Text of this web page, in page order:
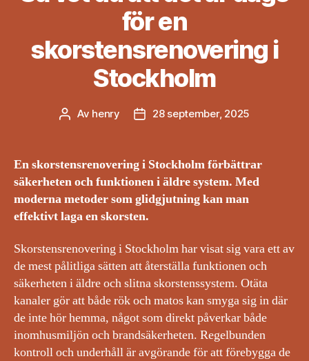
för en
skorstensrenovering i
Stockholm
Inläggsförfattare
Av henry Inläggsdatum
28 september, 2025
En skorstensrenovering i Stockholm förbättrar
säkerheten och funktionen i äldre system. Med
moderna metoder som glidgjutning kan man
effektivt laga en skorsten.
Skorstensrenovering i Stockholm har visat sig vara ett av
de mest pålitliga sätten att återställa funktionen och
säkerheten i äldre och slitna skorstenssystem. Otäta
kanaler gör att både rök och matos kan smyga sig in där
de inte hör hemma, något som direkt påverkar både
inomhusmiljön och brandsäkerheten. Regelbunden
kontroll och underhåll är avgörande för att förebygga de